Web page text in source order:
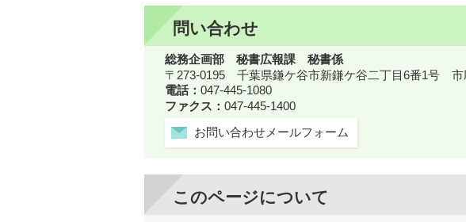
問い合わせ
総務企画部 秘書広報課 秘書係
〒273-0195 千葉県鎌ケ谷市新鎌ケ谷二丁目6番1号 市
電話： 047-445-1080
ファクス： 047-445-1400
お問い合わせメールフォーム
このページについて